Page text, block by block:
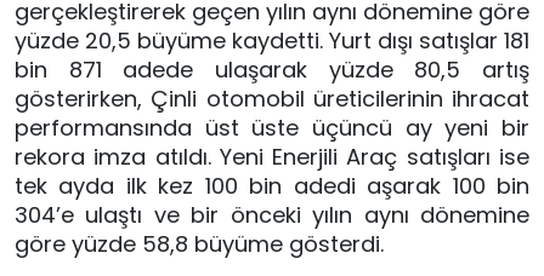
gerçekleştirerek geçen yılın aynı dönemine göre
yüzde 20,5 büyüme kaydetti. Yurt dışı satışlar 181
bin 871 adede ulaşarak yüzde 80,5 artış
gösterirken, Çinli otomobil üreticilerinin ihracat
performansında üst üste üçüncü ay yeni bir
rekora imza atıldı. Yeni Enerjili Araç satışları ise
tek ayda ilk kez 100 bin adedi aşarak 100 bin
304’e ulaştı ve bir önceki yılın aynı dönemine
göre yüzde 58,8 büyüme gösterdi.